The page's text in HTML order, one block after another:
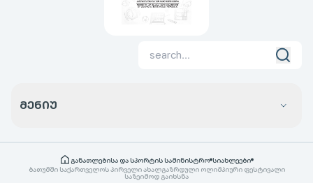
ᲛᲔᲜᲘᲣ
განათლებისა და სპორტის სამინისტრო სიახლეები
ბათუმში საქართველოს პირველი ახალგაზრდული ოლიმპიური ფესტივალი
საზეიმოდ გაიხსნა